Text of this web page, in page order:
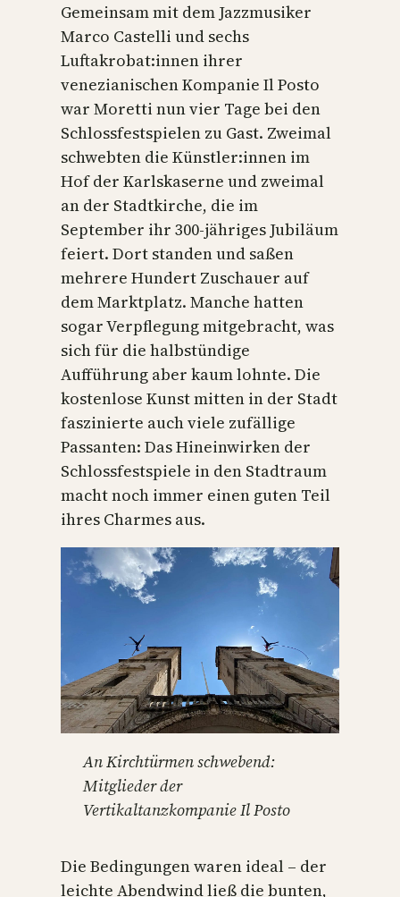
Gemeinsam mit dem Jazzmusiker
Marco Castelli und sechs
Luftakrobat:innen ihrer
venezianischen Kompanie Il Posto
war Moretti nun vier Tage bei den
Schlossfestspielen zu Gast. Zweimal
schwebten die Künstler:innen im
Hof der Karlskaserne und zweimal
an der Stadtkirche, die im
September ihr 300-jähriges Jubiläum
feiert. Dort standen und saßen
mehrere Hundert Zuschauer auf
dem Marktplatz. Manche hatten
sogar Verpflegung mitgebracht, was
sich für die halbstündige
Aufführung aber kaum lohnte. Die
kostenlose Kunst mitten in der Stadt
faszinierte auch viele zufällige
Passanten: Das Hineinwirken der
Schlossfestspiele in den Stadtraum
macht noch immer einen guten Teil
ihres Charmes aus.
An Kirchtürmen schwebend:
Mitglieder der
Vertikaltanzkompanie Il Posto
Die Bedingungen waren ideal – der
leichte Abendwind ließ die bunten,